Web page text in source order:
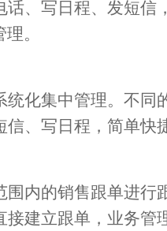
话、写日程、发短
。
统化集中管理。不
信、写日程，简单快
围内的销售跟单进
接建立跟单，业务管